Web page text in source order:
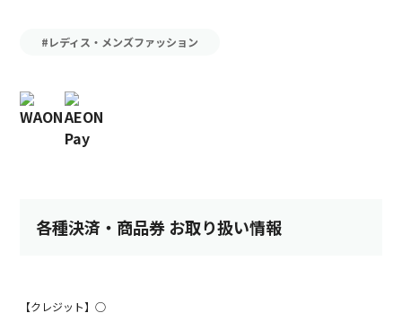
#レディス・メンズファッション
各種決済・商品券 お取り扱い情報
【クレジット】○